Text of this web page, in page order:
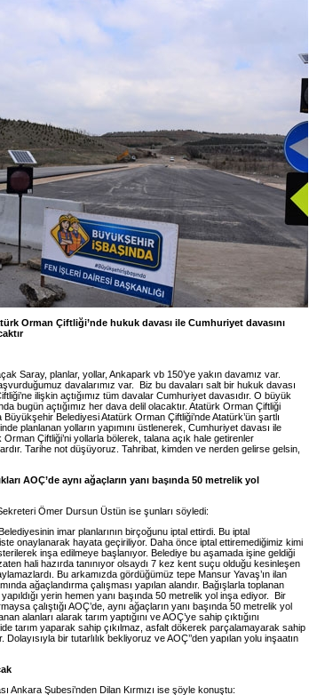
Orman Çiftliği’nde hukuk davası ile Cumhuriyet davasını
Saray, planlar, yollar, Ankapark vb 150’ye yakın davamız var.
davalarımız var. Biz bu davaları salt bir hukuk davası
ilişkin açtığımız tüm davalar Cumhuriyet davasıdır. O büyük
bugün açtığımız her dava delil olacaktır. Atatürk Orman Çiftliği
Belediyesi Atatürk Orman Çiftliği’nde Atatürk’ün şartlı
planlanan yolların yapımını üstlenerek, Cumhuriyet davası ile
Orman Çiftliği’ni yollarla bölerek, talana açık hale getirenler
Tarihe not düşüyoruz. Tahribat, kimden ve nerden gelirse gelsin,
AOÇ’de aynı ağaçların yanı başında 50 metrelik yol
Ömer Dursun Üstün ise şunları söyledi:
imar planlarının birçoğunu iptal ettirdi. Bu iptal
onaylanarak hayata geçiriliyor. Daha önce iptal ettiremediğimiz kimi
inşa edilmeye başlanıyor. Belediye bu aşamada işine geldiği
hali hazırda tanınıyor olsaydı 7 kez kent suçu olduğu kesinleşen
Bu arkamızda gördüğümüz tepe Mansur Yavaş’ın ilan
ağaçlandırma çalışması yapılan alandır. Bağışlarla toplanan
yerin hemen yanı başında 50 metrelik yol inşa ediyor. Bir
çalıştığı AOÇ’de, aynı ağaçların yanı başında 50 metrelik yol
alanları alarak tarım yaptığını ve AOÇ’ye sahip çıktığını
tarım yaparak sahip çıkılmaz, asfalt dökerek parçalamayarak sahip
Dolayısıyla bir tutarlılık bekliyoruz ve AOÇ’’den yapılan yolu inşaatın
Ankara Şubesi’nden Dilan Kırmızı ise şöyle konuştu: